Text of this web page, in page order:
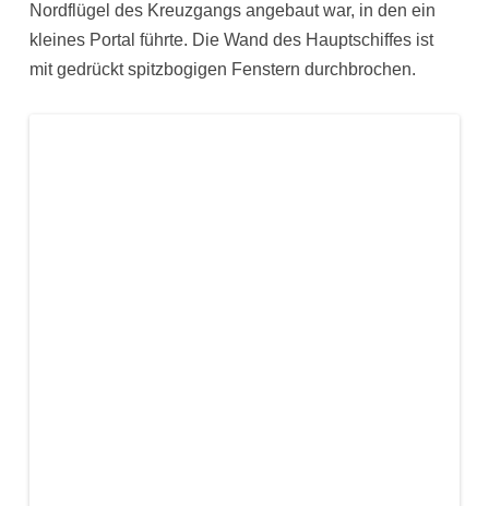
Nordflügel des Kreuzgangs angebaut war, in den ein
kleines Portal führte. Die Wand des Hauptschiffes ist
mit gedrückt spitzbogigen Fenstern durchbrochen.